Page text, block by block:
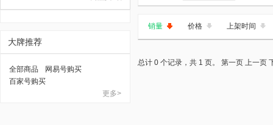
大牌推荐
全部商品
网易号购买
百家号购买
更多>
销量 价格 上架时间
总计 0 个记录，共 1 页。 第一页 上一页